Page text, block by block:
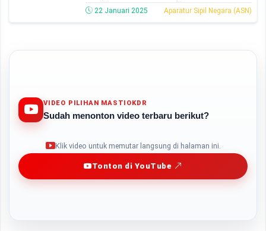
22 Januari 2025 Aparatur Sipil Negara (ASN)
VIDEO PILIHAN MASTIOKDR
Sudah menonton video terbaru berikut?
Klik video untuk memutar langsung di halaman ini.
Tonton di YouTube